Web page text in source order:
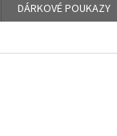
DÁRKOVÉ POUKAZY